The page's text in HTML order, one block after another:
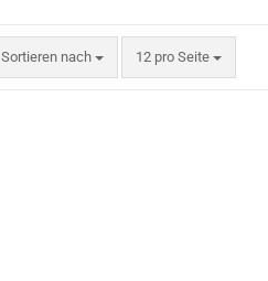
Sortieren nach
Sortieren nach 12 pro Seite
pro Seite